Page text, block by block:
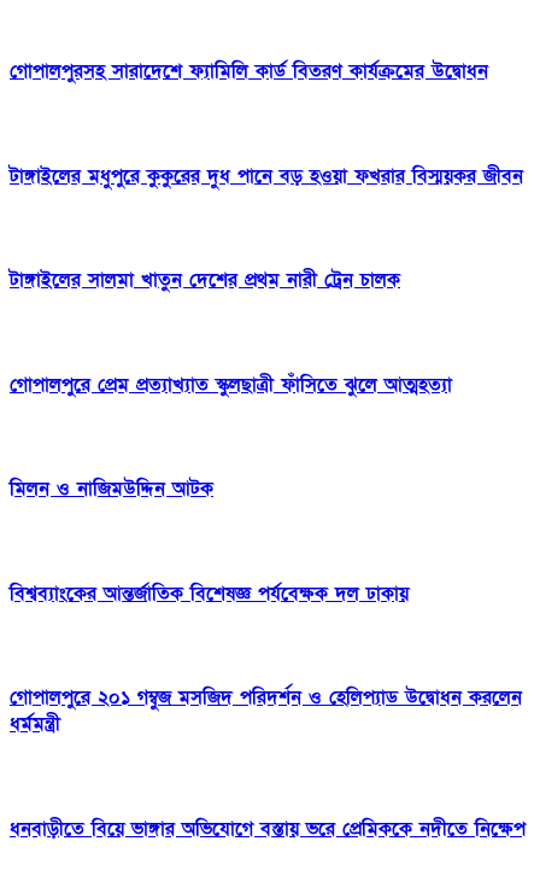
গোপালপুরসহ সারাদেশে ফ্যামিলি কার্ড বিতরণ কার্যক্রমের উদ্বোধন
টাঙ্গাইলের মধুপুরে কুকুরের দুধ পানে বড় হওয়া ফখরার বিস্ময়কর জীবন
টাঙ্গাইলের সালমা খাতুন দেশের প্রথম নারী ট্রেন চালক
গোপালপুরে প্রেম প্রত্যাখ্যাত স্কুলছাত্রী ফাঁসিতে ঝুলে আত্মহত্যা
মিলন ও নাজিমউদ্দিন আটক
বিশ্বব্যাংকের আন্তর্জাতিক বিশেষজ্ঞ পর্যবেক্ষক দল ঢাকায়
গোপালপুরে ২০১ গম্বুজ মসজিদ পরিদর্শন ও হেলিপ্যাড উদ্বোধন করলেন
ধর্মমন্ত্রী
ধনবাড়ীতে বিয়ে ভাঙ্গার অভিযোগে বস্তায় ভরে প্রেমিককে নদীতে নিক্ষেপ